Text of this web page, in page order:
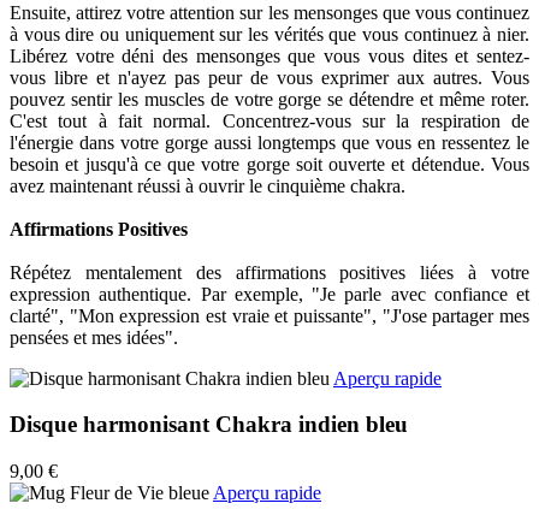
Ensuite, attirez votre attention sur les mensonges que vous continuez
à vous dire ou uniquement sur les vérités que vous continuez à nier.
Libérez votre déni des mensonges que vous vous dites et sentez-
vous libre et n'ayez pas peur de vous exprimer aux autres. Vous
pouvez sentir les muscles de votre gorge se détendre et même roter.
C'est tout à fait normal. Concentrez-vous sur la respiration de
l'énergie dans votre gorge aussi longtemps que vous en ressentez le
besoin et jusqu'à ce que votre gorge soit ouverte et détendue. Vous
avez maintenant réussi à ouvrir le cinquième chakra.
Affirmations Positives
Répétez mentalement des affirmations positives liées à votre
expression authentique. Par exemple, "Je parle avec confiance et
clarté", "Mon expression est vraie et puissante", "J'ose partager mes
pensées et mes idées".
Aperçu rapide
Disque harmonisant Chakra indien bleu
9,00 €
Aperçu rapide